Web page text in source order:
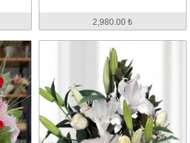
2,980.00 ₺